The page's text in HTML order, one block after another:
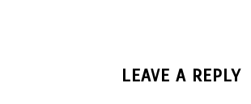
LEAVE A REPLY